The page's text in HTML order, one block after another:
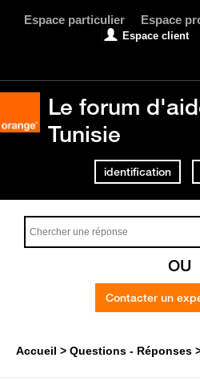
Espace particulier Espace
Espace client
Le forum
Tunisie
identification
OU
Contacter un
Accueil Questions - Réponses